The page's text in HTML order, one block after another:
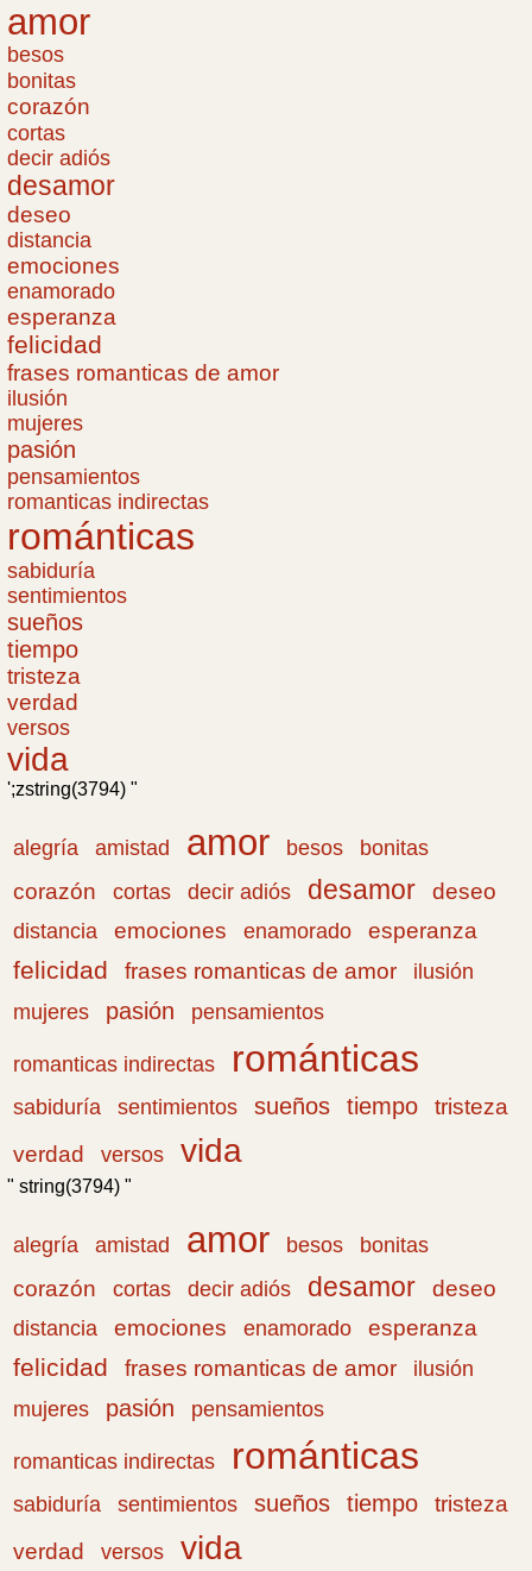
amor
besos
bonitas
corazón
cortas
decir adiós
desamor
deseo
distancia
emociones
enamorado
esperanza
felicidad
frases romanticas de amor
ilusión
mujeres
pasión
pensamientos
romanticas indirectas
románticas
sabiduría
sentimientos
sueños
tiempo
tristeza
verdad
versos
vida
';zstring(3794) "
alegría amistad amor besos
bonitas
corazón
cortas decir adiós desamor deseo
distancia emociones enamorado esperanza
felicidad frases romanticas de amor
ilusión
mujeres
pasión pensamientos
romanticas indirectas románticas
sabiduría sentimientos sueños tiempo
tristeza
verdad
versos vida
" string(3794) "
alegría amistad amor besos
bonitas
corazón
cortas decir adiós desamor deseo
distancia emociones enamorado esperanza
felicidad frases romanticas de amor
ilusión
mujeres
pasión pensamientos
romanticas indirectas románticas
sabiduría sentimientos sueños tiempo
tristeza
verdad
versos vida